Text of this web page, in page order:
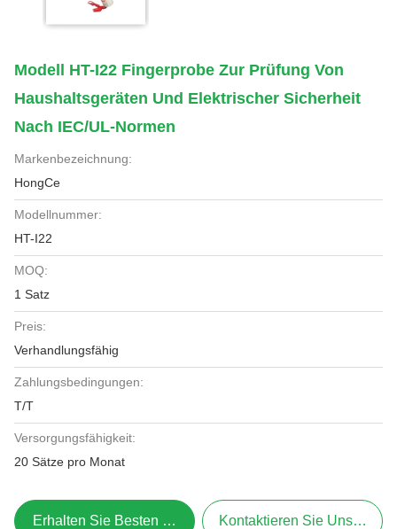
Modell HT-I22 Fingerprobe Zur Prüfung Von
Haushaltsgeräten Und Elektrischer Sicherheit
Nach IEC/UL-Normen
Markenbezeichnung:
HongCe
Modellnummer:
HT-I22
MOQ:
1 Satz
Preis:
Verhandlungsfähig
Zahlungsbedingungen:
T/T
Versorgungsfähigkeit:
20 Sätze pro Monat
Erhalten Sie Besten Preis Kontaktieren Sie Uns Jetzt